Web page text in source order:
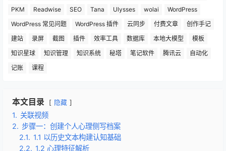
PKM
Readwise SEO Tana Ulysses wolai
WordPress
WordPress 常见问题
WordPress 插件 云同步 付费文章
创作手记
建站
录屏 截图 插件 效率工具 数据库 本地大模型
模板
知识星球
知识管理 知识系统 秘塔 笔记软件 腾讯云
自动化
记账
课程
本文目录 隐藏
1.
关联视频
2.
步骤一：创建个人心理侧写档案
2.1.
1.1 以历史文本构建认知基础
2.2.
1.2 心理特征解析